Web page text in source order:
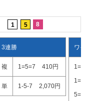
1 5 8
3連勝
複 1=5=7 410円
単 1-5-7 2,070円
ワ
1=5
1=7
5=7